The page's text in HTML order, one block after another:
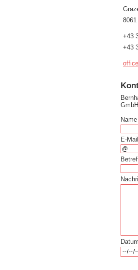
8061
+43
+43
GmbH
E-